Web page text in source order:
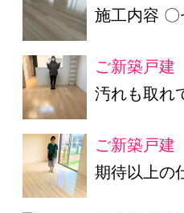
施工内容
ご新築戸
汚れも取れ
ご新築戸
期待以上の